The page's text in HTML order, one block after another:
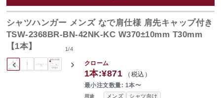
‹ ›
1/4
シャツハンガー メンズ なで肩仕様 肩先キャップ付き
TSW-2368BR-BN-42NK-KC W370±10mm T30mm
【1本】
用途 メンズ シャツ向け
クローム
1本:¥871 （税込）
最小注文数量: 1本〜